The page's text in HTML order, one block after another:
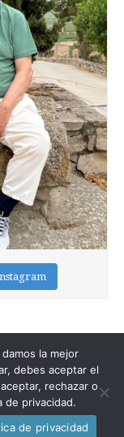
Reserved.
.
la mejor
debes aceptar el
rechazar o
de privacidad.
de privacidad